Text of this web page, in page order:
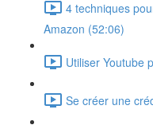
4 techniques
Amazon (52:06)
Utiliser Youtube
Se créer une